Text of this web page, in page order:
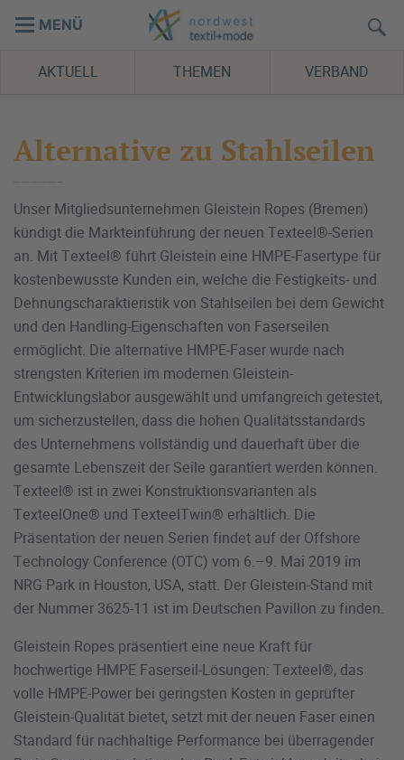
MENÜ
AKTUELL THEMEN VERBAND
Alternative zu Stahlseilen
Unser Mitgliedsunternehmen Gleistein Ropes (Bremen)
kündigt die Markteinführung der neuen Texteel®-Serien
an. Mit Texteel® führt Gleistein eine HMPE-Fasertype für
kostenbewusste Kunden ein, welche die Festigkeits- und
Dehnungscharaktieristik von Stahlseilen bei dem Gewicht
und den Handling-Eigenschaften von Faserseilen
ermöglicht. Die alternative HMPE-Faser wurde nach
strengsten Kriterien im modernen Gleistein-
Entwicklungslabor ausgewählt und umfangreich getestet,
um sicherzustellen, dass die hohen Qualitätsstandards
des Unternehmens vollständig und dauerhaft über die
gesamte Lebenszeit der Seile garantiert werden können.
Texteel® ist in zwei Konstruktionsvarianten als
TexteelOne® und TexteelTwin® erhältlich. Die
Präsentation der neuen Serien findet auf der Offshore
Technology Conference (OTC) vom 6.–9. Mai 2019 im
NRG Park in Houston, USA, statt. Der Gleistein-Stand mit
der Nummer 3625-11 ist im Deutschen Pavillon zu finden.
Gleistein Ropes präsentiert eine neue Kraft für
hochwertige HMPE Faserseil-Lösungen: Texteel®, das
volle HMPE-Power bei geringsten Kosten in geprüfter
Gleistein-Qualität bietet, setzt mit der neuen Faser einen
Standard für nachhaltige Performance bei überragender